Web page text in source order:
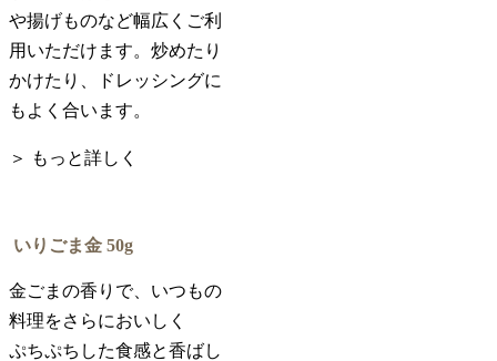
や揚げものなど幅広くご利
用いただけます。炒めたり
かけたり、ドレッシングに
もよく合います。
＞ もっと詳しく
いりごま金 50g
金ごまの香りで、いつもの
料理をさらにおいしく
ぷちぷちした食感と香ばし